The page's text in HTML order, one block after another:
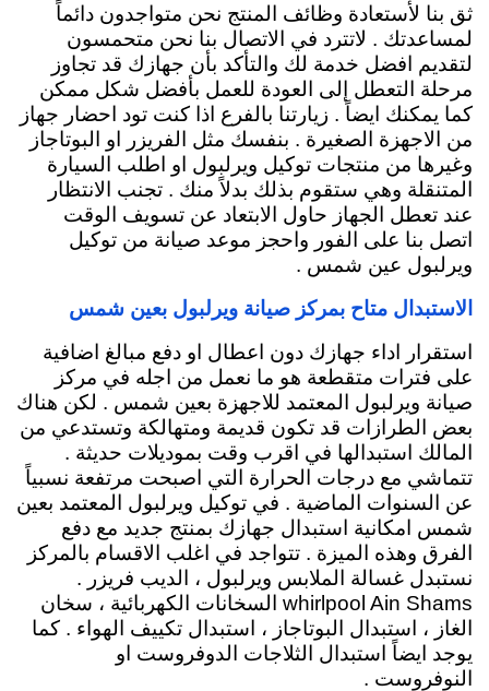
ثق بنا لأستعادة وظائف المنتج نحن متواجدون دائماً
لمساعدتك . لاتترد في الاتصال بنا نحن متحمسون
لتقديم افضل خدمة لك والتأكد بأن جهازك قد تجاوز
مرحلة التعطل إلى العودة للعمل بأفضل شكل ممكن
كما يمكنك ايضاً . زيارتنا بالفرع اذا كنت تود احضار جهاز
من الاجهزة الصغيرة . بنفسك مثل الفريزر او البوتاجاز
وغيرها من منتجات توكيل ويرلبول او اطلب السيارة
المتنقلة وهي ستقوم بذلك بدلاً منك . تجنب الانتظار
عند تعطل الجهاز حاول الابتعاد عن تسويف الوقت
اتصل بنا على الفور واحجز موعد صيانة من توكيل
ويرلبول عين شمس .
الاستبدال متاح بمركز صيانة ويرلبول بعين شمس
استقرار اداء جهازك دون اعطال او دفع مبالغ اضافية
على فترات متقطعة هو ما نعمل من اجله في مركز
صيانة ويرلبول المعتمد للاجهزة بعين شمس . لكن هناك
بعض الطرازات قد تكون قديمة ومتهالكة وتستدعي من
المالك استبدالها في اقرب وقت بموديلات حديثة .
تتماشي مع درجات الحرارة التي اصبحت مرتفعة نسبياً
عن السنوات الماضية . في توكيل ويرلبول المعتمد بعين
شمس امكانية استبدال جهازك بمنتج جديد مع دفع
الفرق وهذه الميزة . تتواجد في اغلب الاقسام بالمركز
نستبدل غسالة الملابس ويرلبول ، الديب فريزر .
whirlpool Ain Shams السخانات الكهربائية
، سخان
الغاز ، استبدال البوتاجاز ، استبدال تكييف الهواء . كما
يوجد ايضاً استبدال الثلاجات الدوفروست او
النوفروست .